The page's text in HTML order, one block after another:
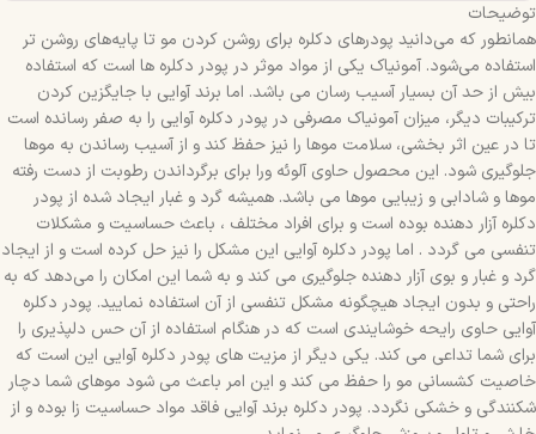
توضیحات
همانطور که می‌دانید پودرهای دکلره برای روشن کردن مو تا پایه‌های روشن تر
استفاده می‌شود. آمونیاک یکی از مواد موثر در پودر دکلره ها است که استفاده
بیش از حد آن بسیار آسیب رسان می باشد. اما برند آوایی با جایگزین کردن
ترکیبات دیگر، میزان آمونیاک مصرفی در پودر دکلره آوایی را به صفر رسانده است
تا در عین اثر بخشی، سلامت موها را نیز حفظ کند و از آسیب رساندن به موها
جلوگیری شود. این محصول حاوی آلوئه ورا برای برگرداندن رطوبت از دست رفته
موها و شادابی و زیبایی موها می باشد. همیشه گرد و غبار ایجاد شده از پودر
دکلره آزار دهنده بوده است و برای افراد مختلف ، باعث حساسیت و مشکلات
تنفسی می گردد . اما پودر دکلره آوایی این مشکل را نیز حل کرده است و از ایجاد
گرد و غبار و بوی آزار دهنده جلوگیری می کند و به شما این امکان را می‌دهد که به
راحتی و بدون ایجاد هیچگونه مشکل تنفسی از آن استفاده نمایید. پودر دکلره
آوایی حاوی رایحه خوشایندی است که در هنگام استفاده از آن حس دلپذیری را
برای شما تداعی می کند. یکی دیگر از مزیت های پودر دکلره آوایی این است که
خاصیت کشسانی مو را حفظ می کند و این امر باعث می شود موهای شما دچار
شکنندگی و خشکی نگردد. پودر دکلره برند آوایی فاقد مواد حساسیت زا بوده و از